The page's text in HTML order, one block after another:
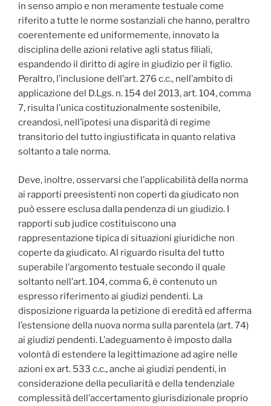
in senso ampio e non meramente testuale come
riferito a tutte le norme sostanziali che hanno, peraltro
coerentemente ed uniformemente, innovato la
disciplina delle azioni relative agli status filiali,
espandendo il diritto di agire in giudizio per il figlio.
Peraltro, l’inclusione dell’art. 276 c.c., nell’ambito di
applicazione del D.Lgs. n. 154 del 2013, art. 104, comma
7, risulta l’unica costituzionalmente sostenibile,
creandosi, nell’ipotesi una disparità di regime
transitorio del tutto ingiustificata in quanto relativa
soltanto a tale norma.
Deve, inoltre, osservarsi che l’applicabilità della norma
ai rapporti preesistenti non coperti da giudicato non
può essere esclusa dalla pendenza di un giudizio. I
rapporti sub judice costituiscono una
rappresentazione tipica di situazioni giuridiche non
coperte da giudicato. Al riguardo risulta del tutto
superabile l’argomento testuale secondo il quale
soltanto nell’art. 104, comma 6, è contenuto un
espresso riferimento ai giudizi pendenti. La
disposizione riguarda la petizione di eredità ed afferma
l’estensione della nuova norma sulla parentela (art. 74)
ai giudizi pendenti. L’adeguamento è imposto dalla
volontà di estendere la legittimazione ad agire nelle
azioni ex art. 533 c.c., anche ai giudizi pendenti, in
considerazione della peculiarità e della tendenziale
complessità dell’accertamento giurisdizionale proprio